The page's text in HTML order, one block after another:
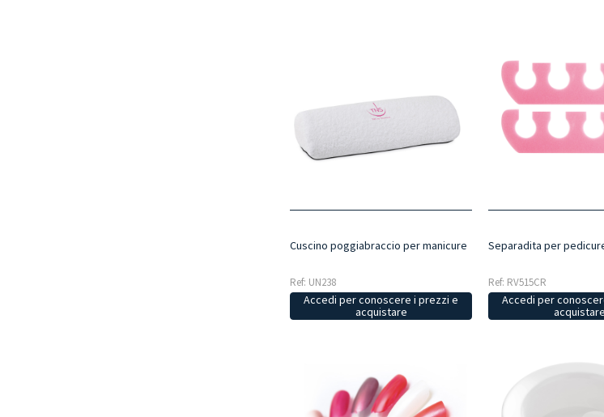
Cuscino poggiabraccio per manicure
Ref: UN238
Accedi per conoscere i prezzi e
acquistare
Separadita per
Ref: RV515CR
Accedi per
acquistare